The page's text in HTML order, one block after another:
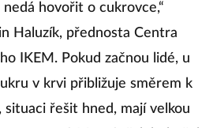
hovořit o cukrovce,“
Haluzík, přednosta Centra
IKEM. Pokud začnou lidé, u
v krvi přibližuje směrem k
situaci řešit hned, mají velkou